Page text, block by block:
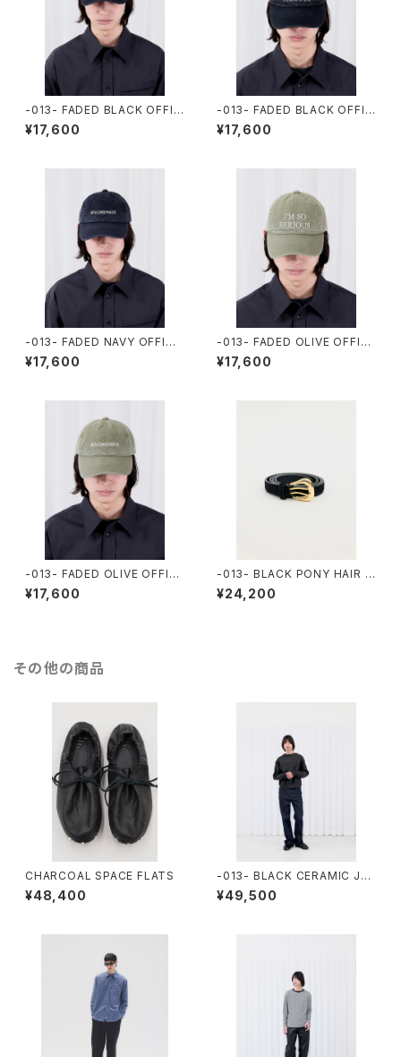
-013- FADED BLACK OFFIC
E CAP (META CONSERVATI
VE)
¥17,600
-013- FADED BLACK OFFIC
E CAP (I'M SO SERIOUS)
¥17,600
-013- FADED NAVY OFFICE
CAP (META CONSERVATIV
E)
¥17,600
-013- FADED OLIVE OFFIC
E CAP (I'M SO SERIOUS)
¥17,600
-013- FADED OLIVE OFFIC
E CAP (META CONSERVATI
VE)
¥17,600
-013- BLACK PONY HAIR L
EATHER SPACE BELT
¥24,200
その他の商品
CHARCOAL SPACE FLATS
¥48,400
-013- BLACK CERAMIC JU
MPER
¥49,500